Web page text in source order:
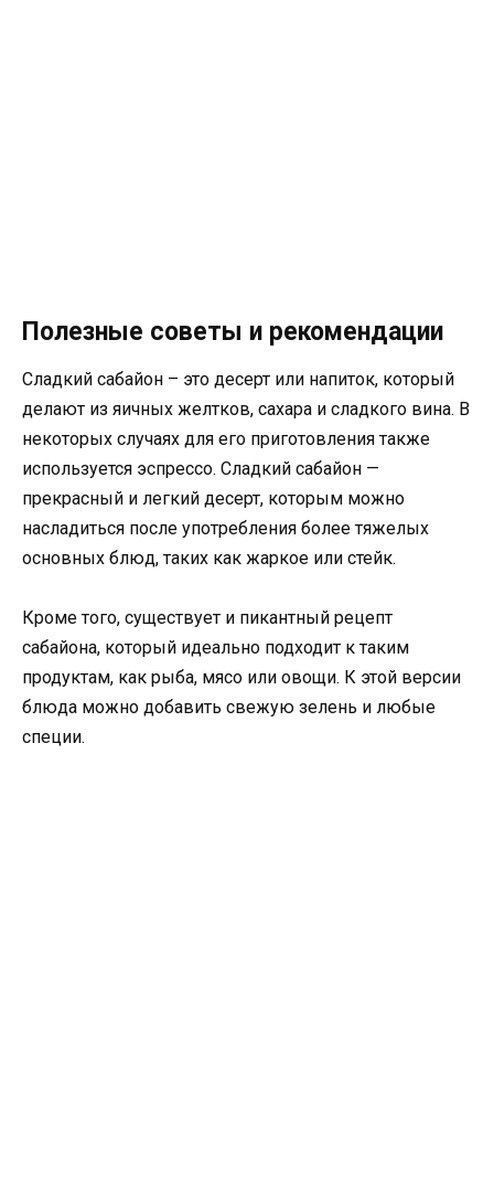
Полезные советы и рекомендации
Сладкий сабайон – это десерт или напиток, который
делают из яичных желтков, сахара и сладкого вина. В
некоторых случаях для его приготовления также
используется эспрессо. Сладкий сабайон —
прекрасный и легкий десерт, которым можно
насладиться после употребления более тяжелых
основных блюд, таких как жаркое или стейк.
Кроме того, существует и пикантный рецепт
сабайона, который идеально подходит к таким
продуктам, как рыба, мясо или овощи. К этой версии
блюда можно добавить свежую зелень и любые
специи.